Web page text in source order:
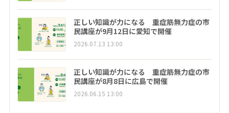
正しい知識が力になる 重症筋無力症の市
民講座が9月12日に愛知で開催
2026.07.13 13:00
正しい知識が力になる 重症筋無力症の市
民講座が8月8日に広島で開催
2026.06.15 13:00